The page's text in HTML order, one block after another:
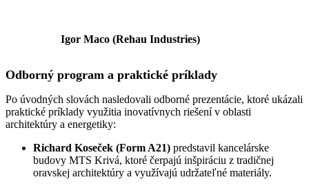
Igor Maco (Rehau Industries)
Odborný program a praktické príklady
Po úvodných slovách nasledovali odborné prezentácie, ktoré ukázali
praktické príklady využitia inovatívnych riešení v oblasti
architektúry a energetiky:
Richard Koseček (Form A21) predstavil kancelárske
budovy MTS Krivá, ktoré čerpajú inšpiráciu z tradičnej
oravskej architektúry a využívajú udržateľné materiály.